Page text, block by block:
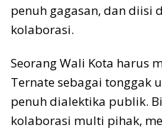
penuh gagasan, dan diisi
kolaborasi.
Seorang Wali Kota harus
Ternate sebagai tonggak
penuh dialektika publik.
kolaborasi multi pihak,